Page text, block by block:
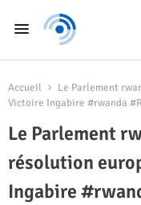
Accueil
Le Parlement
Victoire Ingabire #rwanda
Le Parlement
résolution
Ingabire